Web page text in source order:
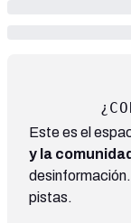
Este es el
y la
pistas.